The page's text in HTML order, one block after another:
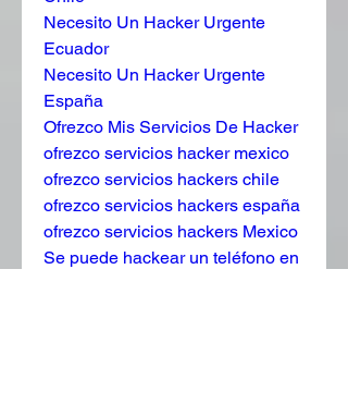
Necesito Un Hacker Urgente
Ecuador
Necesito Un Hacker Urgente
España
Ofrezco Mis Servicios De Hacker
ofrezco servicios hacker mexico
ofrezco servicios hackers chile
ofrezco servicios hackers españa
ofrezco servicios hackers Mexico
Se puede hackear un teléfono en